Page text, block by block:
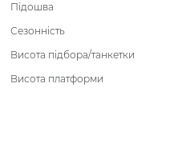
Підошва
Сезонність
Висота підбора/танкетки
Висота платформи